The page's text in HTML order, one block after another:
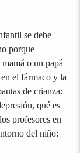
se debe
porque
o un papá
el fármaco y la
de crianza:
qué es
profesores en
del niño: